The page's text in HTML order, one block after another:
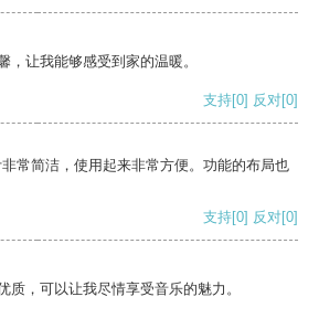
，让我能够感受到家的温暖。
支持[0] 反对[0]
常简洁，使用起来非常方便。功能的布局也
支持[0] 反对[0]
质，可以让我尽情享受音乐的魅力。